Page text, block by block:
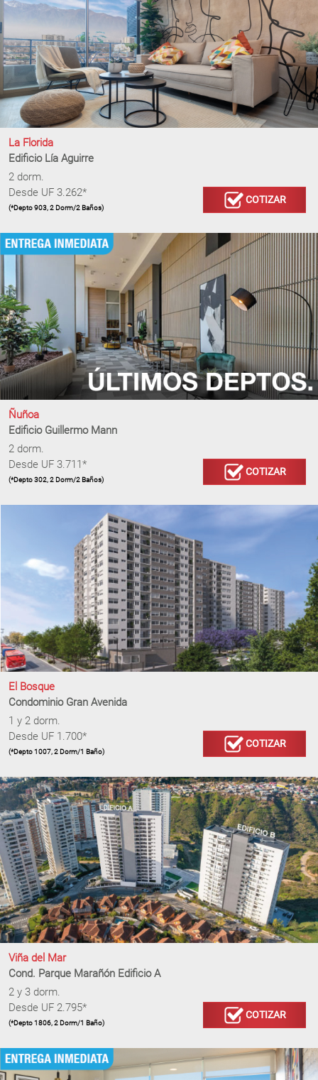
La Florida
Edificio Lía Aguirre
2 dorm.
Desde UF 3.262*
(*Depto 903, 2 Dorm/2 Baños)
COTIZAR
Ñuñoa
Edificio Guillermo Mann
2 dorm.
Desde UF 3.711*
(*Depto 302, 2 Dorm/2 Baños)
COTIZAR
El Bosque
Condominio Gran Avenida
1 y 2 dorm.
Desde UF 1.700*
(*Depto 1007, 2 Dorm/1 Baño)
COTIZAR
Viña del Mar
Cond. Parque Marañón Edificio A
2 y 3 dorm.
Desde UF 2.795*
(*Depto 1806, 2 Dorm/1 Baño)
COTIZAR